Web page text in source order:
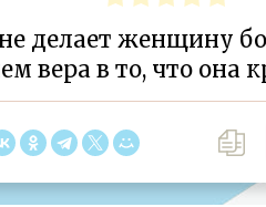
делает женщину
вера в то, что она